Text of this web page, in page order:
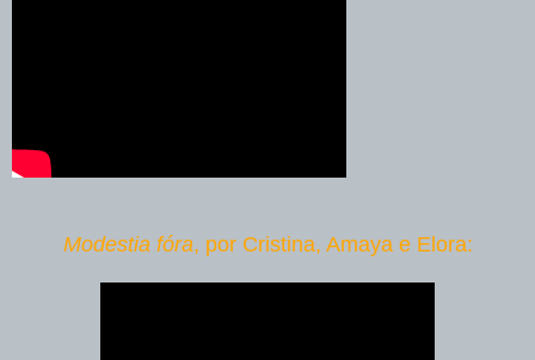
Modestia fóra, por Cristina, Amaya e Elora: